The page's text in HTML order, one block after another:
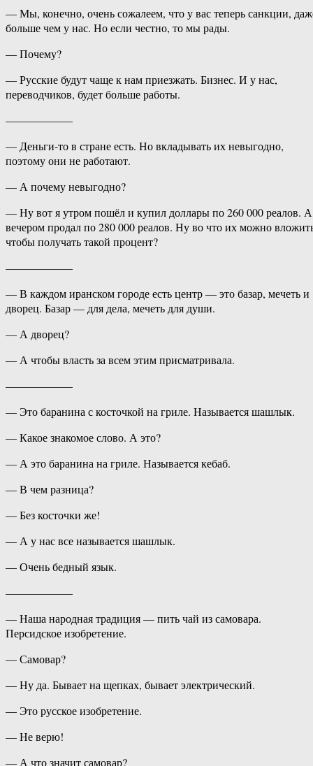
— Мы, конечно, очень сожалеем, что у вас теперь санкции,
больше чем у нас. Но если честно, то мы рады.
— Почему?
— Русские будут чаще к нам приезжать. Бизнес. И у нас,
переводчиков, будет больше работы.
——————
— Деньги-то в стране есть. Но вкладывать их невыгодно,
поэтому они не работают.
— А почему невыгодно?
— Ну вот я утром пошёл и купил доллары по 260 000 реалов. А
вечером продал по 280 000 реалов. Ну во что их можно
чтобы получать такой процент?
——————
— В каждом иранском городе есть центр — это базар, мечеть и
дворец. Базар — для дела, мечеть для души.
— А дворец?
— А чтобы власть за всем этим присматривала.
——————
— Это баранина с косточкой на гриле. Называется шашлык.
— Какое знакомое слово. А это?
— А это баранина на гриле. Называется кебаб.
— В чем разница?
— Без косточки же!
— А у нас все называется шашлык.
— Очень бедный язык.
——————
— Наша народная традиция — пить чай из самовара.
Персидское изобретение.
— Самовар?
— Ну да. Бывает на щепках, бывает электрический.
— Это русское изобретение.
— Не верю!
— А что значит самовар?